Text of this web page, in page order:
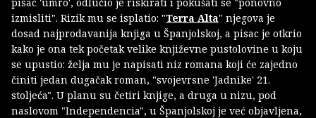
izmisliti". Rizik mu se isplatio: "Terra Alta" njegova je
dosad najprodavanija knjiga u Španjolskoj, a pisac je otkrio
kako je ona tek početak velike književne pustolovine u koju
se upustio: želja mu je napisati niz romana koji će zajedno
činiti jedan dugačak roman, "svojevrsne 'Jadnike' 21.
stoljeća". U planu su četiri knjige, a druga u nizu, pod
naslovom "Independencia", u Španjolskoj je već objavljena,